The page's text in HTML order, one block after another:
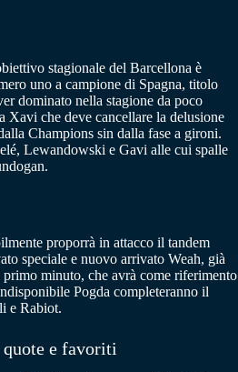
stagionale del Barcellona è
uno a campione di Spagna, titolo
dominato nella stagione da poco
Xavi che deve cancellare la delusione
Champions sin dalla fase a gironi.
Lewandowski e Gavi alle cui spalle
proporrà in attacco il tandem
speciale e nuovo arrivato Weah, già
minuto, che avrà come riferimento
Pogda completeranno il
e Rabiot.
e favoriti